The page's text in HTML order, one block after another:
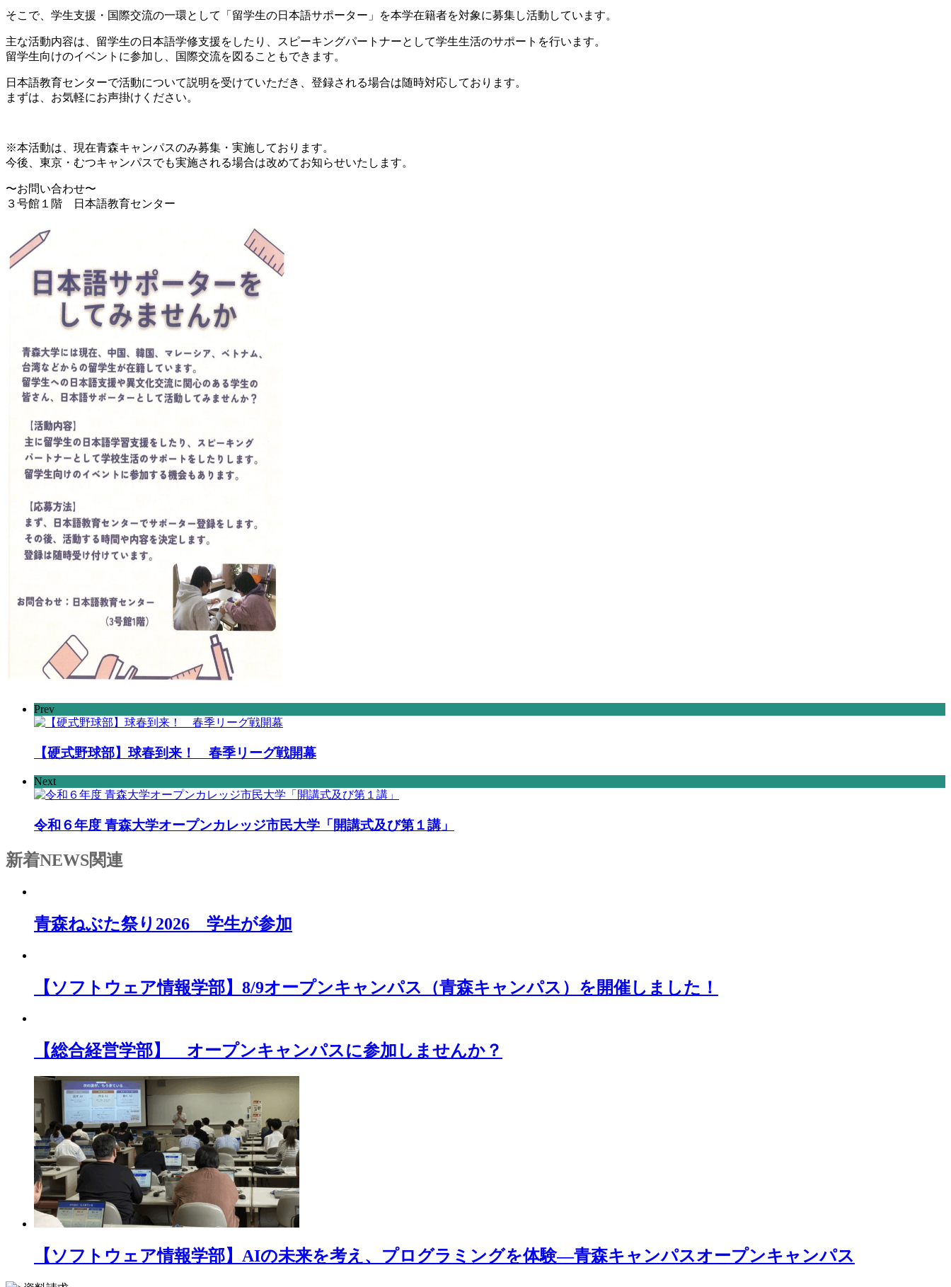
そこで、学生支援・国際交流の一環として「留学生の日本語サポーター」を本学在籍者を対象に募集し活動しています。
主な活動内容は、留学生の日本語学修支援をしたり、スピーキングパートナーとして学生生活のサポートを行います。
留学生向けのイベントに参加し、国際交流を図ることもできます。
日本語教育センターで活動について説明を受けていただき、登録される場合は随時対応しております。
まずは、お気軽にお声掛けください。
※本活動は、現在青森キャンパスのみ募集・実施しております。
今後、東京・むつキャンパスでも実施される場合は改めてお知らせいたします。
〜お問い合わせ〜
３号館１階 日本語教育センター
Prev
【硬式野球部】球春到来！ 春季リーグ戦開幕
Next
令和６年度 青森大学オープンカレッジ市民大学「開講式及び第１講」
新着NEWS関連
青森ねぶた祭り2026 学生が参加
【ソフトウェア情報学部】8/9オープンキャンパス（青森キャンパス）を開催しました！
【総合経営学部】 オープンキャンパスに参加しませんか？
【ソフトウェア情報学部】AIの未来を考え、プログラミングを体験―青森キャンパスオープンキャンパス